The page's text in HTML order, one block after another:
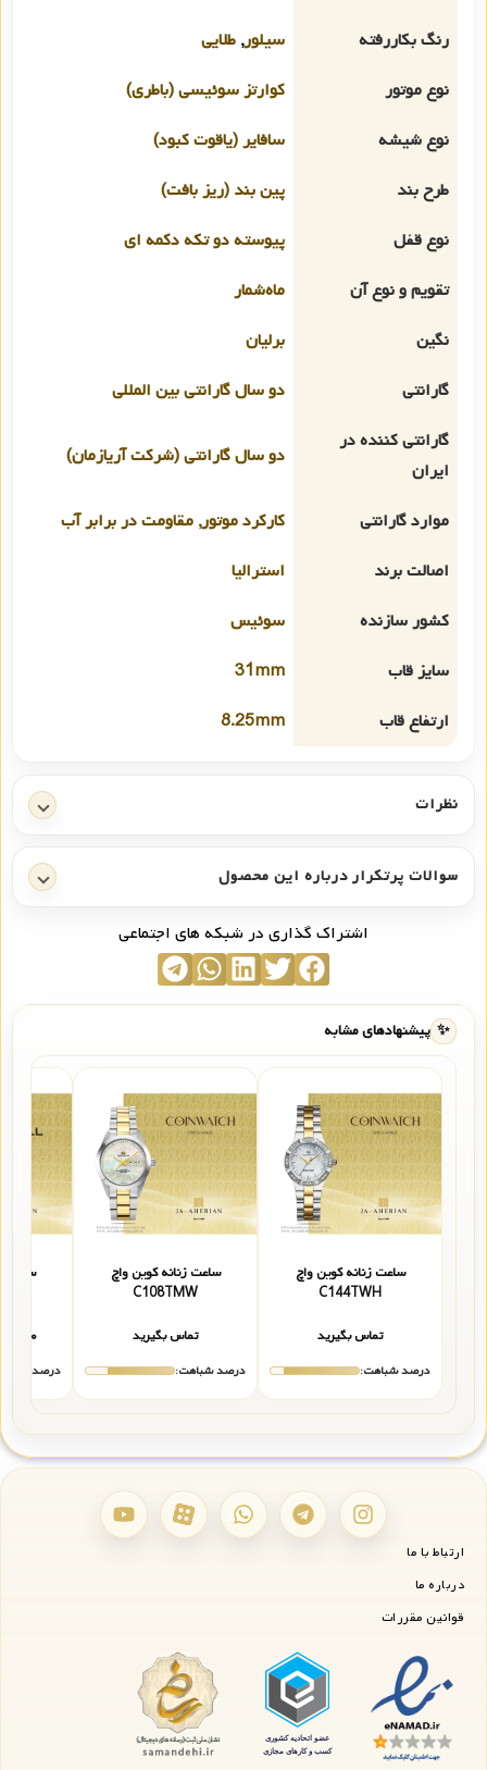
رنگ بکاررفته
سیلور, طلایی
نوع موتور
کوارتز سوئیسی (باطری)
نوع شیشه
سافایر (یاقوت کبود)
طرح بند
پین بند (ریز بافت)
نوع قفل
پیوسته دو تکه دکمه ای
تقویم و نوع آن
ماه‌شمار
نگین
برلیان
گارانتی
دو سال گارانتی بین المللی
گارانتی کننده در
ایران
دو سال گارانتی (شرکت آریازمان)
موارد گارانتی
کارکرد موتور, مقاومت در برابر آب
اصالت برند
استرالیا
کشور سازنده
سوئیس
سایز قاب
31mm
ارتفاع قاب
8.25mm
نظرات
سوالات پرتکرار درباره این محصول
اشتراک گذاری در شبکه های اجتماعی
✨ پیشنهادهای مشابه
ساعت زنانه کوین واچ
C144TWH
تماس بگیرید
درصد شباهت:
ساعت زنانه کوین واچ
C108TMW
تماس بگیرید
درصد شباهت:
ساعت
درصد
ارتباط با ما
درباره ما
قوانین مقررات